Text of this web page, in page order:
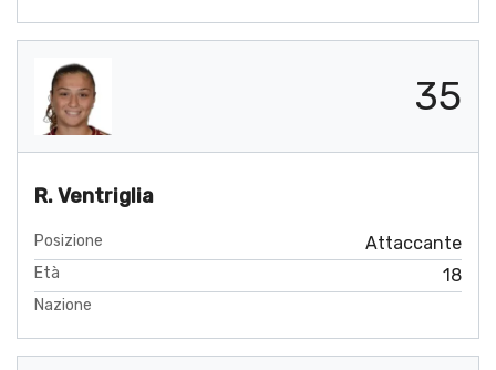
35
R. Ventriglia
Posizione Attaccante
Età 18
Nazione